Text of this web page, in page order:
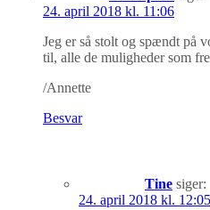
24. april 2018 kl. 11:06
Jeg er så stolt og spændt på
til, alle de muligheder som
/Annette
Besvar
Tine siger:
24. april 2018 kl. 12:05